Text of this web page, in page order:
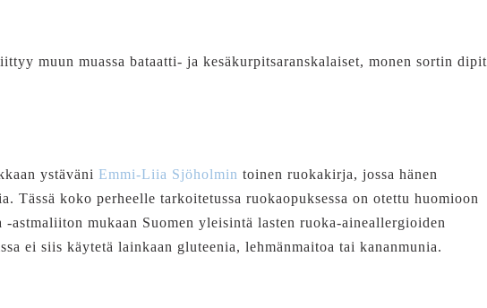
muun muassa bataatti- ja kesäkurpitsaranskalaiset, monen sortin dipit
ystäväni Emmi-Liia Sjöholmin toinen ruokakirja, jossa hänen
Tässä koko perheelle tarkoitetussa ruokaopuksessa on otettu huomioon
mukaan Suomen yleisintä lasten ruoka-aineallergioiden
ei siis käytetä lainkaan gluteenia, lehmänmaitoa tai kananmunia.